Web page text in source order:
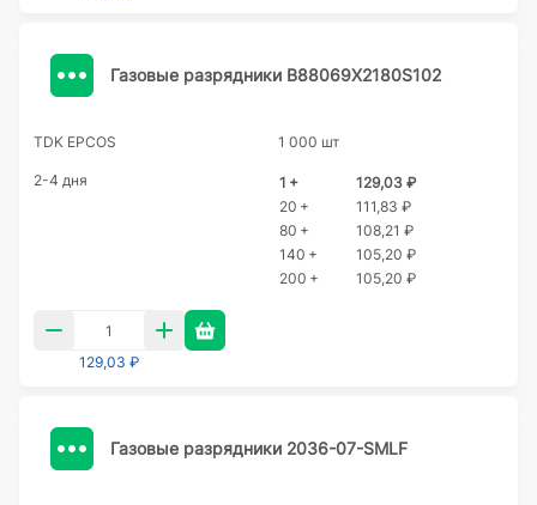
Газовые разрядники B88069X2180S102
TDK EPCOS 1 000 шт
2-4 дня 1 +
129,03 ₽
20 +
111,83 ₽
80 +
108,21 ₽
140 +
105,20 ₽
200 +
105,20 ₽
129,03 ₽
Газовые разрядники 2036-07-SMLF